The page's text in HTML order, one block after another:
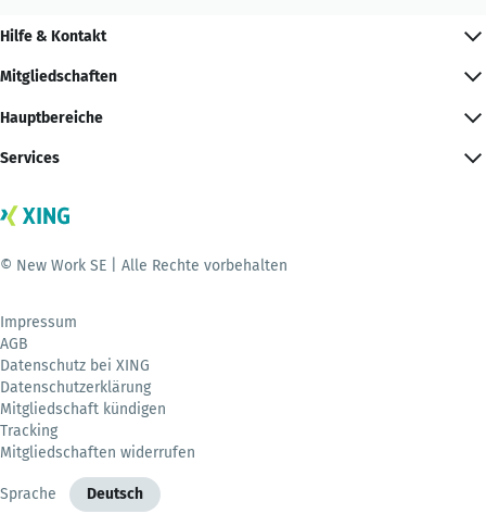
Hilfe & Kontakt
Mitgliedschaften
Hauptbereiche
Services
© New Work SE | Alle Rechte vorbehalten
Impressum
AGB
Datenschutz bei XING
Datenschutzerklärung
Mitgliedschaft kündigen
Tracking
Mitgliedschaften widerrufen
Sprache Deutsch